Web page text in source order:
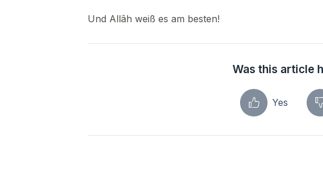
Und Allâh weiß es am besten!
Was this article
Yes